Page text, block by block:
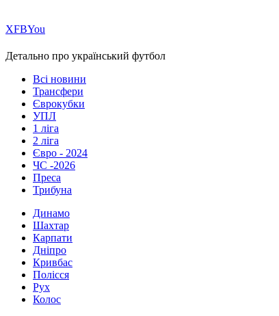
ХFBYou
Детально про український футбол
Всі новини
Трансфери
Єврокубки
УПЛ
1 ліга
2 ліга
Євро - 2024
ЧС -2026
Преса
Трибуна
Динамо
Шахтар
Карпати
Дніпро
Кривбас
Полісся
Рух
Колос